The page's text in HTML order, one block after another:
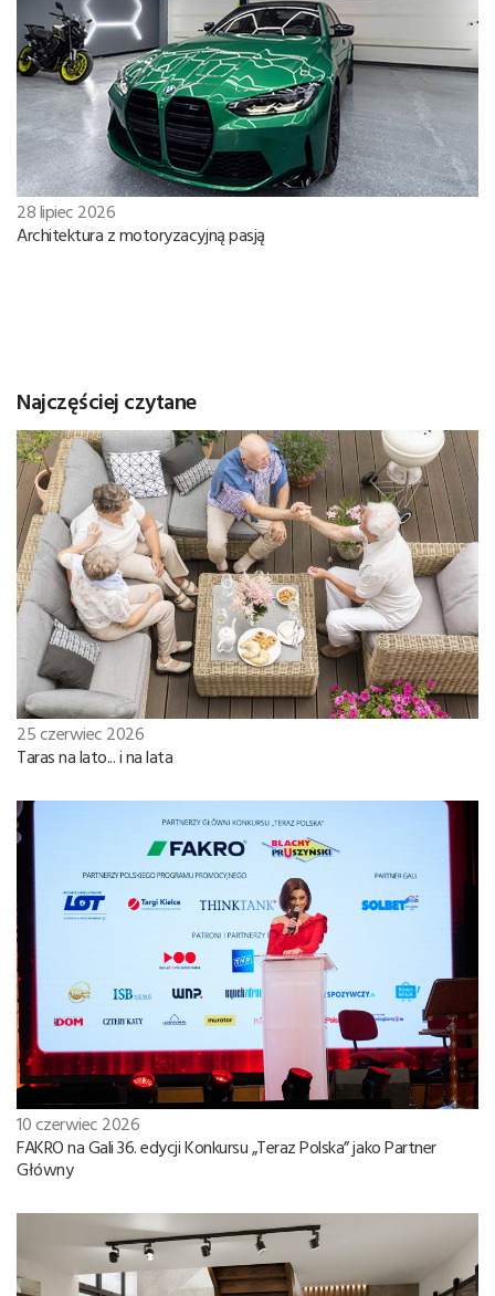
28 lipiec 2026
Architektura z motoryzacyjną pasją
Najczęściej czytane
25 czerwiec 2026
Taras na lato... i na lata
10 czerwiec 2026
FAKRO na Gali 36. edycji Konkursu „Teraz Polska” jako Partner
Główny